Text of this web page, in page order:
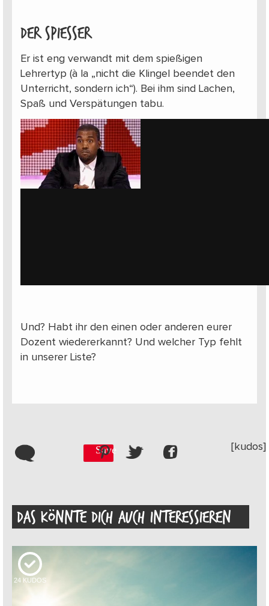
Der Spiesser
Er ist eng verwandt mit dem spießigen
Lehrertyp (à la „nicht die Klingel beendet den
Unterricht, sondern ich“). Bei ihm sind Lachen,
Spaß und Verspätungen tabu.
Und? Habt ihr den einen oder anderen eurer
Dozent wiedererkannt? Und welcher Typ fehlt
in unserer Liste?
Save [kudos]
DAS KÖNNTE DICH AUCH INTERESSIEREN
24 KUDOS